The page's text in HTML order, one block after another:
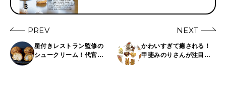
PREV
星付きレストラン監修の
シュークリーム！代官山
NEXT
かわいすぎて癒される！
甲斐みのりさんが注目す